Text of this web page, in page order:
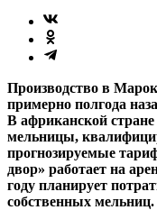
Производство в
примерно полгода
В африканской
мельницы,
прогнозируемые
двор» работает на
году планирует
собственных мельниц.